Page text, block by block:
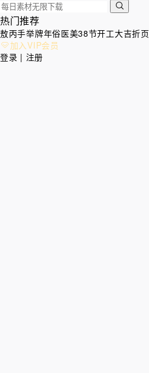
热门推荐
敖丙手举牌年俗医美38节开工大吉折页
加入VIP会员
登录 | 注册